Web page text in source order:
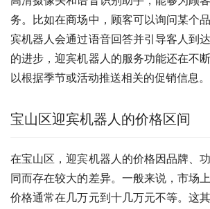
务。比如在商场中，顾客可以询问某个
宾机器人会通过语音回答并引导客人到
的进步，迎宾机器人的服务功能还在不
以根据季节或活动推送相关的促销信息。
宝山区迎宾机器人的价格区间
在宝山区，迎宾机器人的价格因品牌、
同而存在较大的差异。一般来说，市场
价格通常在几万元到十几万元不等。这